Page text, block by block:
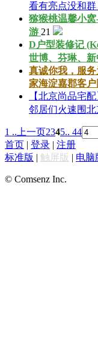
看有亮点没和群
猕猴桃温馨小窝
游 21
D户型装修记
世博、芬琳、
真诚你我，服
家海淀嘉郡客
【北京尚品宅
邻居们火速围北
1 .. 上一页2345.. 44
首页 | 登录 | 注册
标准版 | 触屏版 | 电脑
© Comsenz Inc.